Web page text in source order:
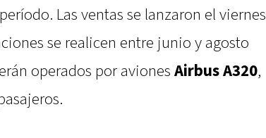
Las ventas se lanzaron el viernes
se realicen entre junio y agosto
operados por aviones Airbus A320,